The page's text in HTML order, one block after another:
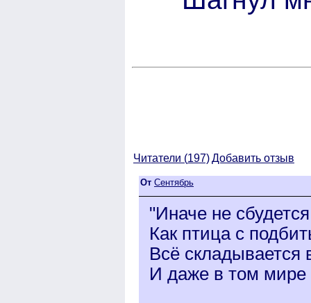
Читатели (197)Добавить отзыв
От Сентябрь
"Иначе не
Как птица с
Всё складывается
И даже в том мире